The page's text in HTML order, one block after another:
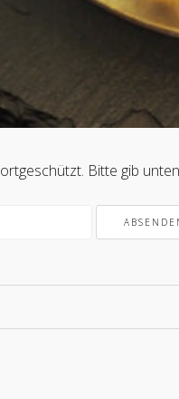
Bitte gib